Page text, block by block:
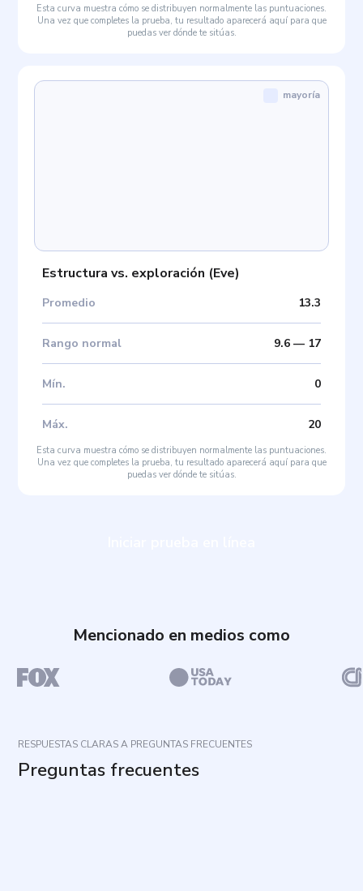
Esta curva muestra cómo se distribuyen normalmente las puntuaciones.
Una vez que completes la prueba, tu resultado aparecerá aquí para que
puedas ver dónde te sitúas.
Estructura vs. exploración (Eve)
Promedio 13.3
Rango normal 9.6— 17
Mín. 0
Máx. 20
mayoría
Esta curva muestra cómo se distribuyen normalmente las puntuaciones.
Una vez que completes la prueba, tu resultado aparecerá aquí para que
puedas ver dónde te sitúas.
Mencionado en medios como
RESPUESTAS CLARAS A PREGUNTAS FRECUENTES
Preguntas frecuentes